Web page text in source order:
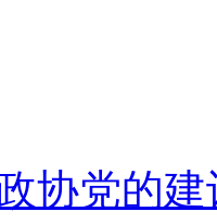
协党的